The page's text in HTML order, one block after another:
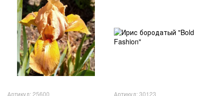
Артикул: 25600 Артикул: 30123